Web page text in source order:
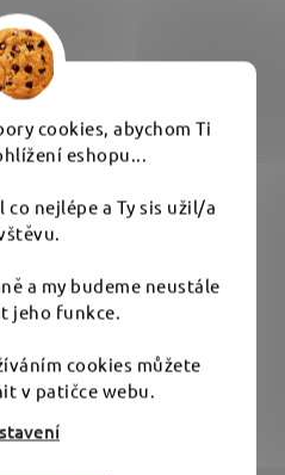
cookies, abychom Ti
eshopu...
co nejlépe a Ty sis užil/a
a my budeme neustále
jeho funkce.
cookies můžete
v patičce webu.